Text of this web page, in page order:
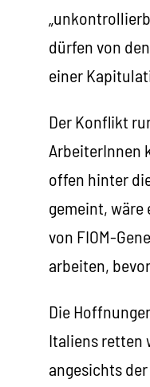
dürfen von
einer
Der Konflikt
ArbeiterInnen
offen hinter
gemeint, wäre
von FIOM-
arbeiten,
Die
Italiens retten
angesichts